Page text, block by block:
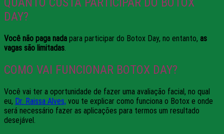
DAY?
Você não paga nada para participar do Botox Day, no entanto, as
vagas são limitadas.
COMO VAI FUNCIONAR BOTOX DAY?
Você vai ter a oportunidade de fazer uma avaliação facial, no qual
eu, Dr. Raissa Alves, vou te explicar como funciona o Botox e onde
será necessário fazer as aplicações para termos um resultado
desejável.